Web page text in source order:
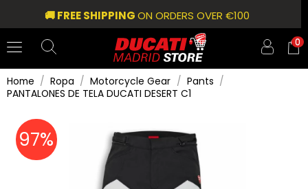
🚚 FREE SHIPPINGON ORDERS OVER €100
0
Home Ropa Motorcycle Gear
Pants
PANTALONES DE TELA DUCATI DESERT C1
97%